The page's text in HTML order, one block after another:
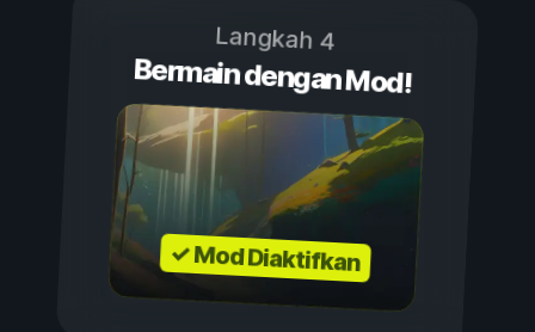
Langkah 4
Bermain dengan Mod!
✓ Mod Diaktifkan